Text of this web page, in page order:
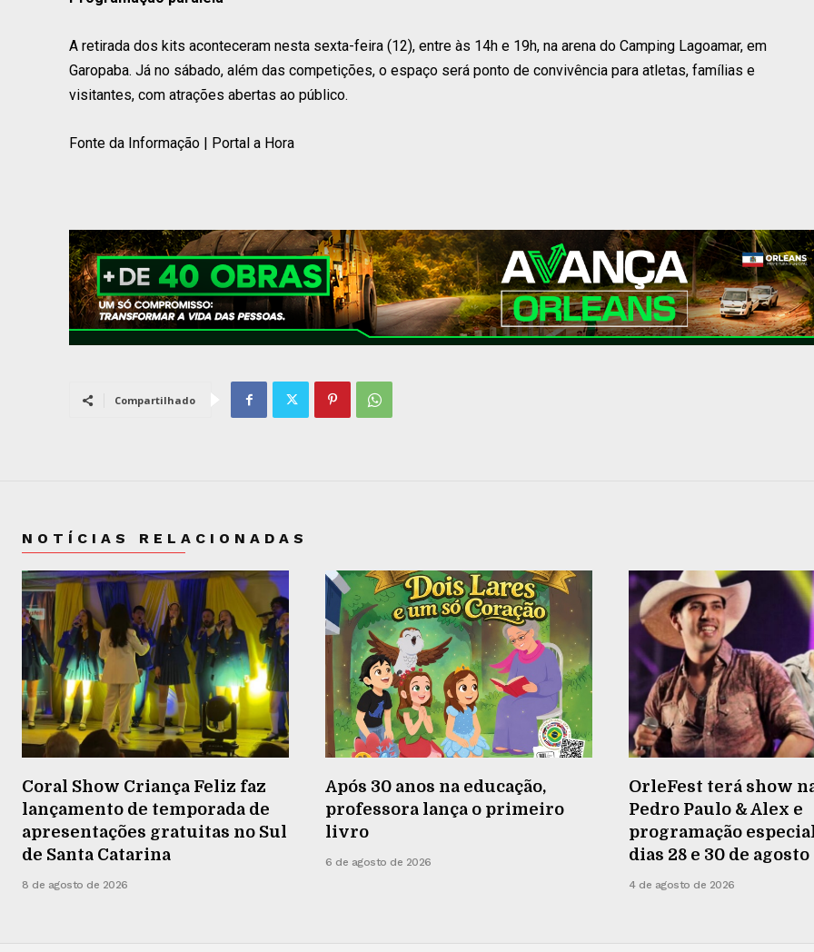
A retirada dos kits aconteceram nesta sexta-feira (12), entre às 14h e 19h, na arena do Camping Lagoamar, em
Garopaba. Já no sábado, além das competições, o espaço será ponto de convivência para atletas, famílias e
visitantes, com atrações abertas ao público.
Fonte da Informação | Portal a Hora
Compartilhado
NOTÍCIAS RELACIONADAS
Coral Show Criança Feliz faz
lançamento de temporada de
apresentações gratuitas no Sul
de Santa Catarina
8 de agosto de 2026
Após 30 anos na educação,
professora lança o primeiro
livro
6 de agosto de 2026
OrleFest terá show
Pedro Paulo & Alex e
programação
dias 28 e 30 de agosto
4 de agosto de 2026